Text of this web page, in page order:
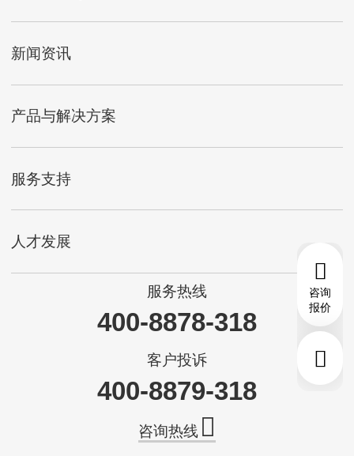
新闻资讯
产品与解决方案
服务支持
人才发展
服务热线
400-8878-318
客户投诉
400-8879-318
咨询热线
咨询
报价